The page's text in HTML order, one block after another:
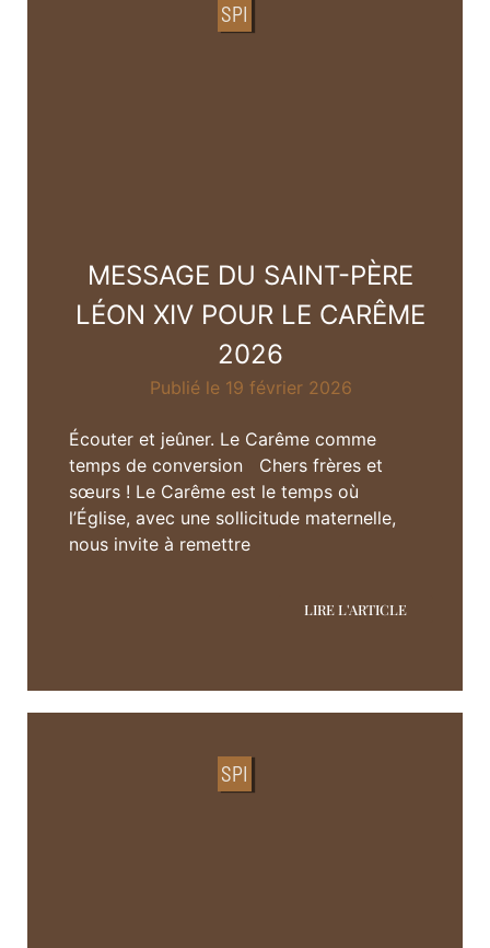
SPI
MESSAGE DU SAINT-PÈRE
LÉON XIV POUR LE CARÊME
2026
Publié le 19 février 2026
Écouter et jeûner. Le Carême comme
temps de conversion Chers frères et
sœurs ! Le Carême est le temps où
l’Église, avec une sollicitude maternelle,
nous invite à remettre
LIRE L'ARTICLE
SPI